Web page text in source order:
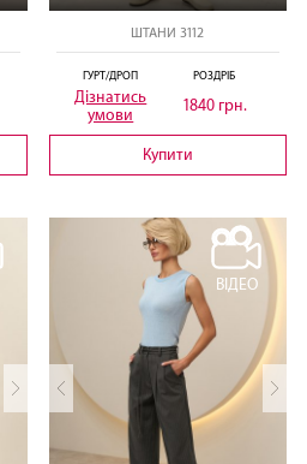
ШТАНИ 3112
ГУРТ/ДРОП
Дізнатись
умови
РОЗДРІБ
1840 грн.
Купити
ВІДЕО